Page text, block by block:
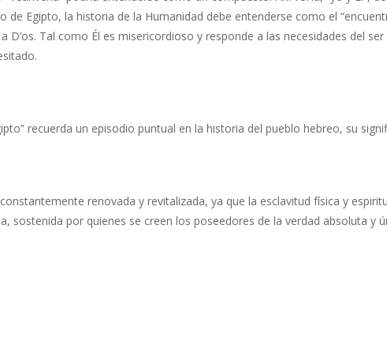
de Egipto, la historia de la Humanidad debe entenderse como el
D’os. Tal como Él es misericordioso y responde a las necesidades del
recuerda un episodio puntual en la historia del pueblo hebreo, su
renovada y revitalizada, ya que la esclavitud física y
sostenida por quienes se creen los poseedores de la verdad absoluta y